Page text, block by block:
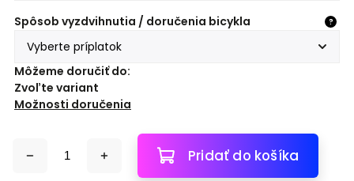
Spôsob vyzdvihnutia / doručenia bicykla ?
Môžeme doručiť do:
Zvoľte variant
Možnosti doručenia
Pridať do košíka